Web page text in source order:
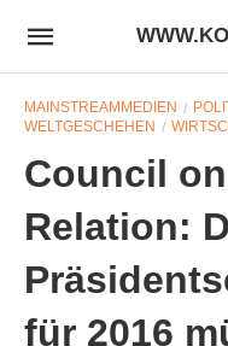
MAINSTREAMMEDIEN
WELTGESCHEHEN
Council
Relation:
für 2016